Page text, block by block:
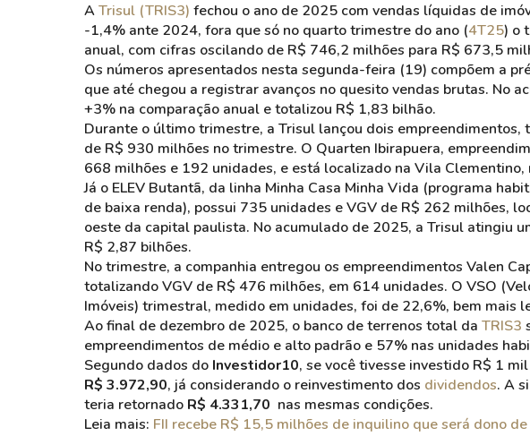
ATrisul (TRIS3) fechou o ano de 2025 com vendas líquidas de
-1,4% ante 2024, fora que só no quarto trimestre do ano (4T25) o
anual, com cifras oscilando de R$ 746,2 milhões para R$ 673,5
Os números apresentados nesta segunda-feira (19) compõem a
que até chegou a registrar avanços no quesito vendas brutas. No
+3% na comparação anual e totalizou R$ 1,83 bilhão.
Durante o último trimestre, a Trisul lançou dois empreendimentos,
de R$ 930 milhões no trimestre. O Quarten Ibirapuera,
668 milhões e 192 unidades, e está localizado na Vila
Já o ELEV Butantã, da linha Minha Casa Minha Vida (programa
de baixa renda), possui 735 unidades e VGV de R$ 262 milhões,
oeste da capital paulista. No acumulado de 2025, a Trisul atingiu
R$ 2,87 bilhões.
No trimestre, a companhia entregou os empreendimentos Valen
totalizando VGV de R$ 476 milhões, em 614 unidades. O VSO
Imóveis) trimestral, medido em unidades, foi de 22,6%, bem mais
Ao final de dezembro de 2025, o banco de terrenos total da TRIS3
empreendimentos de médio e alto padrão e 57% nas unidades
Segundo dados do Investidor10, se você tivesse investido R$ 1
R$ 3.972,90, já considerando o reinvestimento dos dividendos. A
teria retornado R$ 4.331,70 nas mesmas condições.
Leia mais: FII recebe R$ 15,5 milhões de inquilino que será dono